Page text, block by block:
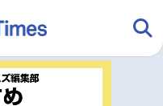
アニメ